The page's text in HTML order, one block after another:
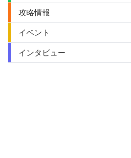
攻略情報
イベント
インタビュー